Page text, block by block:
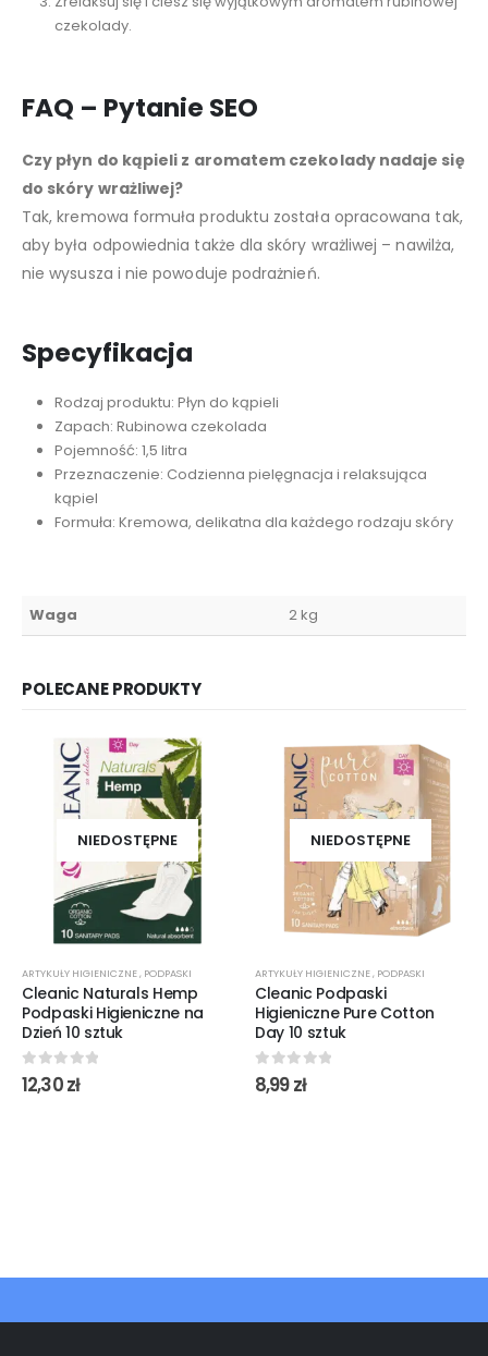
czekolady.
FAQ – Pytanie SEO
Czy płyn do kąpieli z aromatem czekolady nadaje się
do skóry wrażliwej?
Tak, kremowa formuła produktu została opracowana tak,
aby była odpowiednia także dla skóry wrażliwej – nawilża,
nie wysusza i nie powoduje podrażnień.
Specyfikacja
Rodzaj produktu: Płyn do kąpieli
Zapach: Rubinowa czekolada
Pojemność: 1,5 litra
Przeznaczenie: Codzienna pielęgnacja i relaksująca
kąpiel
Formuła: Kremowa, delikatna dla każdego rodzaju skóry
Waga 2 kg
POLECANE PRODUKTY
NIEDOSTĘPNE
ARTYKUŁY HIGIENICZNE , PODPASKI
Cleanic Naturals Hemp
Podpaski Higieniczne na
Dzień 10 sztuk
0out of 5
12,30zł
NIEDOSTĘPNE
ARTYKUŁY HIGIENICZNE , PODPASKI
Cleanic Podpaski
Higieniczne Pure Cotton
Day 10 sztuk
0out of 5
8,99zł